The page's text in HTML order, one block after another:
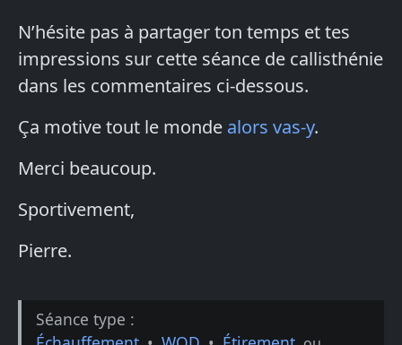
N’hésite pas à partager ton temps et tes
impressions sur cette séance de callisthénie
dans les commentaires ci-dessous.
Ça motive tout le monde alors vas-y.
Merci beaucoup.
Sportivement,
Pierre.
Séance type :